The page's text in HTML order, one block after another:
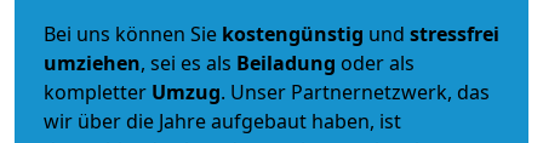
Bei uns können Sie kostengünstig und stressfrei
umziehen, sei es als Beiladung oder als
kompletter Umzug. Unser Partnernetzwerk, das
wir über die Jahre aufgebaut haben, ist